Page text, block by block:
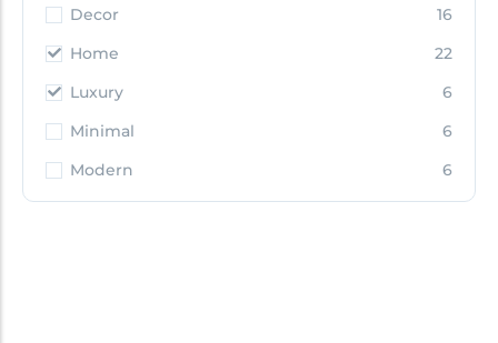
Decor
16
Home
22
Luxury
6
Minimal
6
Modern
6